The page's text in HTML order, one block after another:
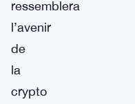
ressemblera
l’avenir
de
la
crypto